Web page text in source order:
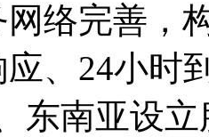
络完善，
、24小时
东南亚设